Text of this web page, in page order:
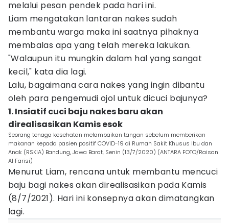
melalui pesan pendek pada hari ini.
Liam mengatakan lantaran nakes sudah
membantu warga maka ini saatnya pihaknya
membalas apa yang telah mereka lakukan.
"Walaupun itu mungkin dalam hal yang sangat
kecil," kata dia lagi.
Lalu, bagaimana cara nakes yang ingin dibantu
oleh para pengemudi ojol untuk dicuci bajunya?
1. Insiatif cuci baju nakes baru akan
direalisasikan Kamis esok
Seorang tenaga kesehatan melambaikan tangan sebelum memberikan
makanan kepada pasien positif COVID-19 di Rumah Sakit Khusus Ibu dan
Anak (RSKIA) Bandung, Jawa Barat, Senin (13/7/2020) (ANTARA FOTO/Raisan
Al Farisi)
Menurut Liam, rencana untuk membantu mencuci
baju bagi nakes akan direalisasikan pada Kamis
(8/7/2021). Hari ini konsepnya akan dimatangkan
lagi.